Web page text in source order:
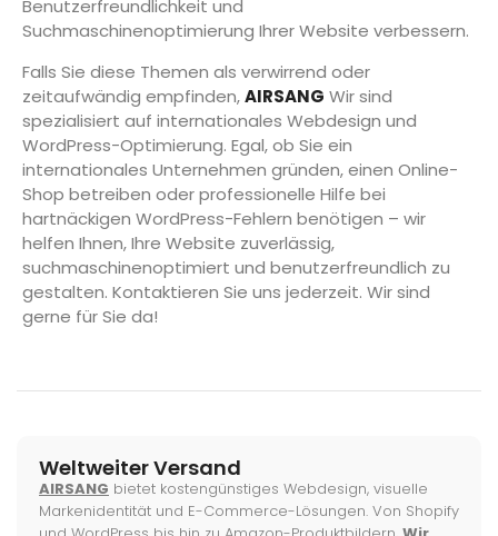
Benutzerfreundlichkeit und
Suchmaschinenoptimierung Ihrer Website verbessern.
Falls Sie diese Themen als verwirrend oder
zeitaufwändig empfinden,AIRSANG Wir sind
spezialisiert auf internationales Webdesign und
WordPress-Optimierung. Egal, ob Sie ein
internationales Unternehmen gründen, einen Online-
Shop betreiben oder professionelle Hilfe bei
hartnäckigen WordPress-Fehlern benötigen – wir
helfen Ihnen, Ihre Website zuverlässig,
suchmaschinenoptimiert und benutzerfreundlich zu
gestalten. Kontaktieren Sie uns jederzeit. Wir sind
gerne für Sie da!
Weltweiter Versand
AIRSANG bietet kostengünstiges Webdesign, visuelle
Markenidentität und E-Commerce-Lösungen. Von Shopify